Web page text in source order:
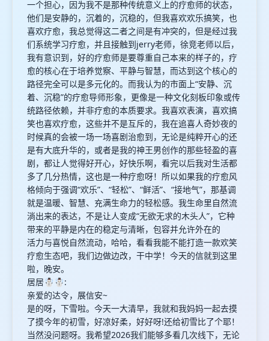
一个担心，因为我不是那种传统意义上的疗愈师的状态，
他们是安静的，沉着的，沉稳的，但我喜欢欢乐搞笑，也
喜欢疗愈，我总觉得这二者之间是有冲突的，但是经过我
们系统学习疗愈，并且接触到jerry老师，徐竞老师以后，
我有意识到，好的疗愈师是要尊重自己本来的样子的，疗
愈的核心在于培养觉察、平静与智慧，而达到这个核心的
路径完全可以是多元化的。而我认为的市面上“安静、沉
着、沉稳”的疗愈导师形象，更像是一种文化刻板印象或传
统路径依赖，并非疗愈的本质要求。我喜欢表演，喜欢搞
笑也喜欢疗愈，这些并不是互斥的，我在追喜人奇妙夜的
时候真的会被一场一场喜剧治愈到，无论是纯粹开心的还
是有大底升华的，或者是我的神王男创作的那些轻盈的喜
剧，都让人觉得好开心，好快乐啊，看完以后我对生活都
多了几分热情，这也是一种疗愈呀！所以如果我的疗愈风
格倾向于强调“欢乐”、“轻松”、“鲜活”、“接地气”，那基调
就是温暖、智慧、充满生命力的轻松感。我生命里自然流
淌出来的表达，不是让人变成“无欲无求的木头人”，它种
带来的平静是内在的稳定与清晰，包容并允许外在的
活力与喜悦自然流动，哈哈，看看我能不能打造一款欢笑
疗愈生态吧，我们边做边改，干中学！今天的信就到这里
啦，晚安。
居居☃️☃️:
亲爱的达令，展信安~
是的呀，下雪啦。今天一大清早，我就和我妈妈一起去摸
了摸今年的初雪，好凉好柔，好好呀!还给初雪比了个耶！
当然没问题呀。我希望2026我们能够多看几次线下，无论